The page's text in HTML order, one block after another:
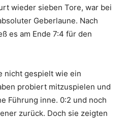
wieder sieben Tore, war bei
Geberlaune. Nach
es am Ende 7:4 für den
nicht gespielt wie ein
probiert mitzuspielen und
Führung inne. 0:2 und noch
zurück. Doch sie zeigten